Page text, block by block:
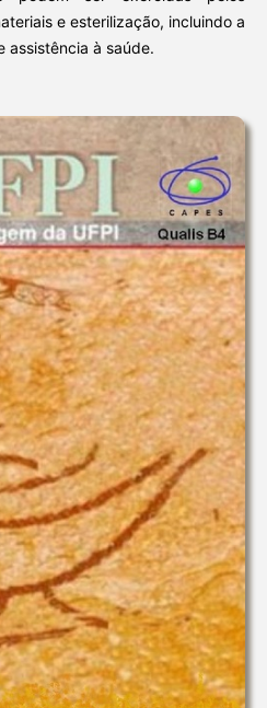
e esterilização, incluindo a
assistência à saúde.